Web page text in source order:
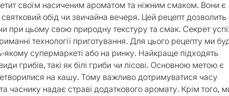
своїм насиченим ароматом та ніжним смаком. Вони є
обід чи звичайна вечеря. Цей рецепт
при цьому свою природну текстуру та смак. Секрет
технології приготування. Для цього рецепту ми
якому супермаркеті або на ринку. Найкраще підходять
грибів, такі як білі гриби чи лісові. Основною метою є
на кашу. Тому важливо дотримуватися часу
часнику надає страві додаткового аромату. Крім того,